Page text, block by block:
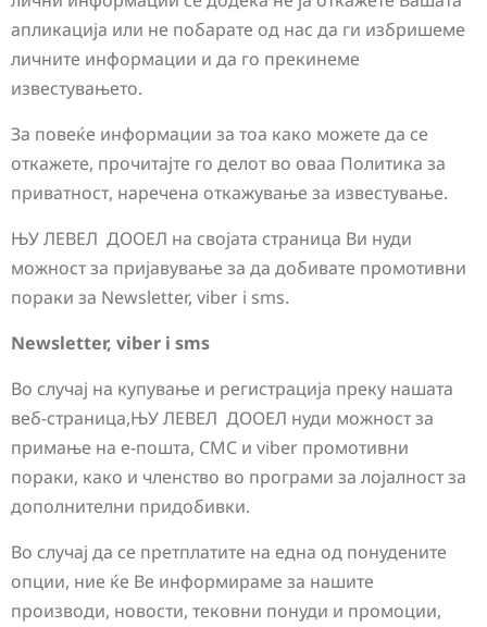
апликација или не побарате од нас да ги избришеме
личните информации и да го прекинеме
известувањето.
За повеќе информации за тоа како можете да се
откажете, прочитајте го делот во оваа Политика за
приватност, наречена откажување за известување.
ЊУ ЛЕВЕЛ ДООЕЛ на својата страница Ви нуди
можност за пријавување за да добивате промотивни
пораки за Newsletter, viber i sms.
Newsletter, viber i sms
Во случај на купување и регистрација преку нашата
веб-страница,ЊУ ЛЕВЕЛ ДООЕЛ нуди можност за
примање на е-пошта, СМС и viber промотивни
пораки, како и членство во програми за лојалност за
дополнителни придобивки.
Во случај да се претплатите на една од понудените
опции, ние ќе Ве информираме за нашите
производи, новости, тековни понуди и промоции,